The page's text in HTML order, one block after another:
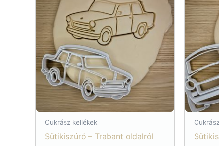
Cukrász kellékek
Sütikiszúró – Trabant oldalról